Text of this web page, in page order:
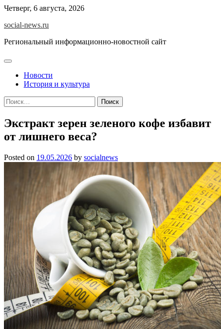
Skip
content
Четверг, 6 августа, 2026
social-news.ru
Региональный информационно-новостной сайт
Новости
История и культура
Найти:
Экстракт зерен зеленого кофе избавит
от лишнего веса?
Posted on 19.05.2026 by socialnews